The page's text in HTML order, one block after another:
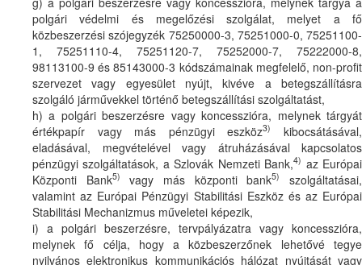
polgári védelmi és megelőzési szolgálat, melyet a fő
közbeszerzési szójegyzék 75250000-3, 75251000-0, 75251100-
1, 75251110-4, 75251120-7, 75252000-7, 75222000-8,
98113100-9 és 85143000-3 kódszámainak megfelelő, non-profit
szervezet vagy egyesület nyújt, kivéve a betegszállításra
szolgáló járművekkel történő betegszállítási szolgáltatást,
h) a polgári beszerzésre vagy koncesszióra, melynek tárgyát
értékpapír vagy más pénzügyi eszköz3)
kibocsátásával,
eladásával, megvételével vagy átruházásával kapcsolatos
pénzügyi szolgáltatások, a Szlovák Nemzeti Bank,4) az Európai
Központi Bank5) vagy más központi bank5)
szolgáltatásai,
valamint az Európai Pénzügyi Stabilitási Eszköz és az Európai
Stabilitási Mechanizmus műveletei képezik,
i) a polgári beszerzésre, tervpályázatra vagy koncesszióra,
melynek fő célja, hogy a közbeszerzőnek lehetővé tegye
nyilvános elektronikus kommunikációs hálózat nyújtását vagy